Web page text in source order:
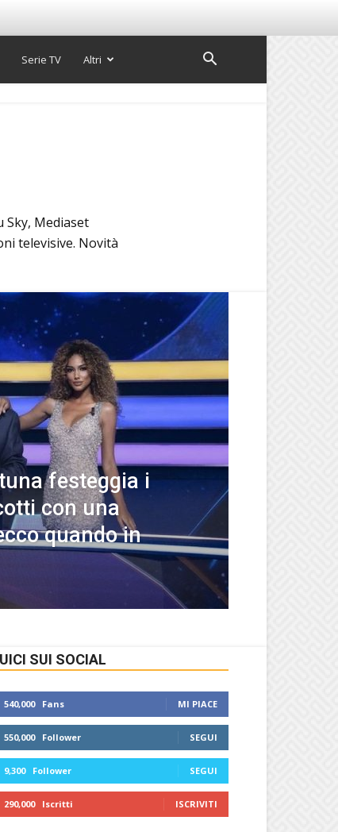
Serie TV Altri
Mediaset
televisive. Novità
festeggia i
con una
quando in
SUI SOCIAL
540,000 Fans MI PIACE
550,000 Follower SEGUI
9,300 Follower SEGUI
290,000 Iscritti ISCRIVITI